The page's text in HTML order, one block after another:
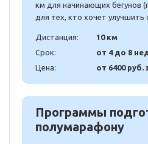
км для начинающих бегунов
для тех, кто хочет улучшить
Дистанция:
10 км
Срок:
от 4 до 8
Цена:
от 6400 руб.
Программы
полумарафону